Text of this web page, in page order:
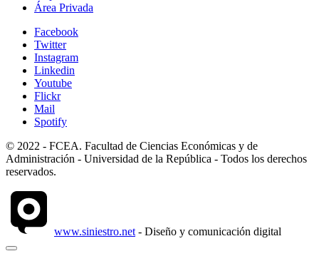
Área Privada
Facebook
Twitter
Instagram
Linkedin
Youtube
Flickr
Mail
Spotify
© 2022 - FCEA. Facultad de Ciencias Económicas y de
Administración - Universidad de la República - Todos los derechos
reservados.
www.siniestro.net - Diseño y comunicación digital